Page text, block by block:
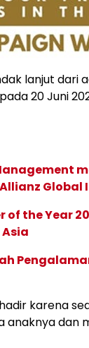
lanjut dari
20 Juni
Global
of the Year
karena
anaknya dan